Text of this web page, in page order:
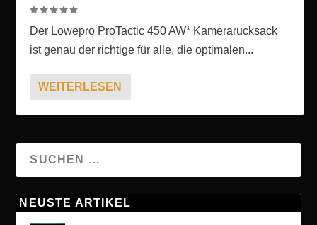
Der Lowepro ProTactic 450 AW* Kamerarucksack
ist genau der richtige für alle, die optimalen...
WEITERLESEN
NEUSTE ARTIKEL